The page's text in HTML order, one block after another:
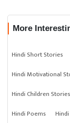
More
Hindi Short Stories
Hindi Motivational
Hindi Children Stories
Hindi Poems